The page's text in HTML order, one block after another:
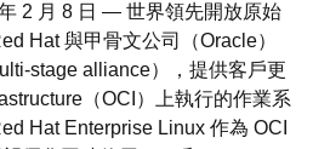
2 月 8 日 — 世界領先開放原始
Hat 與甲骨文公司（Oracle）
stage alliance），提供客戶更
（OCI）上執行的作業系
Hat Enterprise Linux 作為 OCI